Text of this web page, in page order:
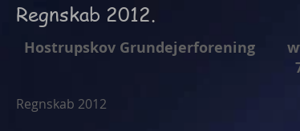
Regnskab 2012.
Hostrupskov Grundejerforening
Regnskab 2012